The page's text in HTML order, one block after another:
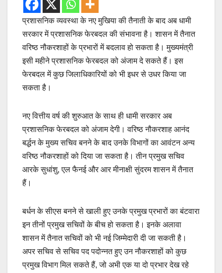
प्रशासनिक व्यवस्था के नए मुखिया की तैनाती के बाद अब धामी
सरकार में प्रशासनिक फेरबदल की संभावना है। शासन में तैनात
वरिष्ठ नौकरशाहों के प्रभारों में बदलाव हो सकता है। मुख्यमंत्री
इसी महीने प्रशासनिक फेरबदल को अंजाम दे सकते हैं। इस
फेरबदल में कुछ जिलाधिकारियों को भी इधर से उधर किया जा
सकता है।
नए वित्तीय वर्ष की शुरुआत के साथ ही धामी सरकार अब
प्रशासनिक फेरबदल को अंजाम देगी। वरिष्ठ नौकरशाह आनंद
बर्द्धन के मुख्य सचिव बनने के बाद उनके विभागों का आवंटन अन्य
वरिष्ठ नौकरशाहों को दिया जा सकता है। तीन प्रमुख सचिव
आरके सुधांशु, एल फैनई और आर मीनाक्षी सुंदरम शासन में तैनात
हैं।
बर्धन के सीएस बनने से खाली हुए उनके प्रमुख प्रभारों का बंटवारा
इन तीनों प्रमुख सचिवों के बीच हो सकता है। इनके अलावा
शासन में तैनात सचिवों को भी नई जिम्मेदारी दी जा सकती है।
अपर सचिव से सचिव पद पदोन्नत हुए उन नौकरशाहों को कुछ
प्रमुख विभाग मिल सकते हैं, जो अभी एक या दो प्रभार देख रहे